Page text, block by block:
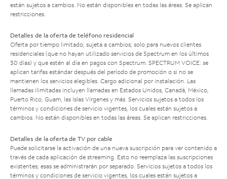
están sujetos a cambios. No están disponibles en todas las áreas. Se aplican
restricciones.
Detalles de la oferta de teléfono residencial
Oferta por tiempo limitado; sujeta a cambios; solo para nuevos clientes
residenciales (que no hayan utilizado servicios de Spectrum en los últimos
30 días) y que estén al día en pagos con Spectrum. SPECTRUM VOICE: se
aplican tarifas estándar después del período de promoción o si no se
mantienen los servicios elegibles. Cargo adicional por instalación. Las
llamadas ilimitadas incluyen llamadas en Estados Unidos, Canadá, México,
Puerto Rico, Guam, las Islas Vírgenes y más. Servicios sujetos a todos los
términos y condiciones de servicio vigentes, los cuales están sujetos a
cambios. No están disponibles en todas las áreas. Se aplican restricciones.
Detalles de la oferta de TV por cable
Puede solicitarse la activación de una nueva suscripción para ver contenido a
través de cada aplicación de streaming. Esto no reemplaza las suscripciones
existentes; esas se administrarán por separado. Servicios sujetos a todos los
términos y condiciones de servicio vigentes, los cuales están sujetos a